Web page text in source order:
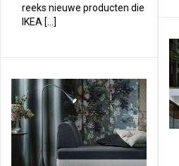
reeks nieuwe producten die
IKEA […]